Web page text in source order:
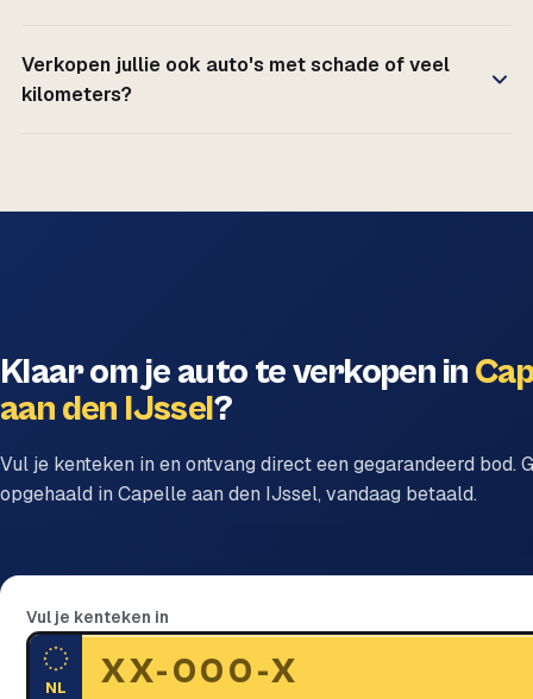
Verkopen jullie ook auto's met schade of veel
kilometers?
Klaar om je auto te verkopen in
aan den IJssel?
Vul je kenteken in en ontvang direct een gegarandeerd bod.
opgehaald in Capelle aan den IJssel, vandaag betaald.
Vul je kenteken in
NL